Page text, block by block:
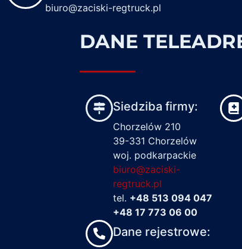
biuro@zaciski-regtruck.pl
DANE
Siedziba firmy:
Chorzelów 210
39-331 Chorzelów
woj. podkarpackie
biuro@zaciski-
regtruck.pl
tel. +48 513 094 047
+48 17 773 06 00
Dane rejestrowe: